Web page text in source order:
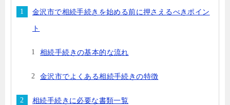
金沢市で相続手続きを始める前に押さえるべきポイン
ト
相続手続きの基本的な流れ
金沢市でよくある相続手続きの特徴
相続手続きに必要な書類一覧